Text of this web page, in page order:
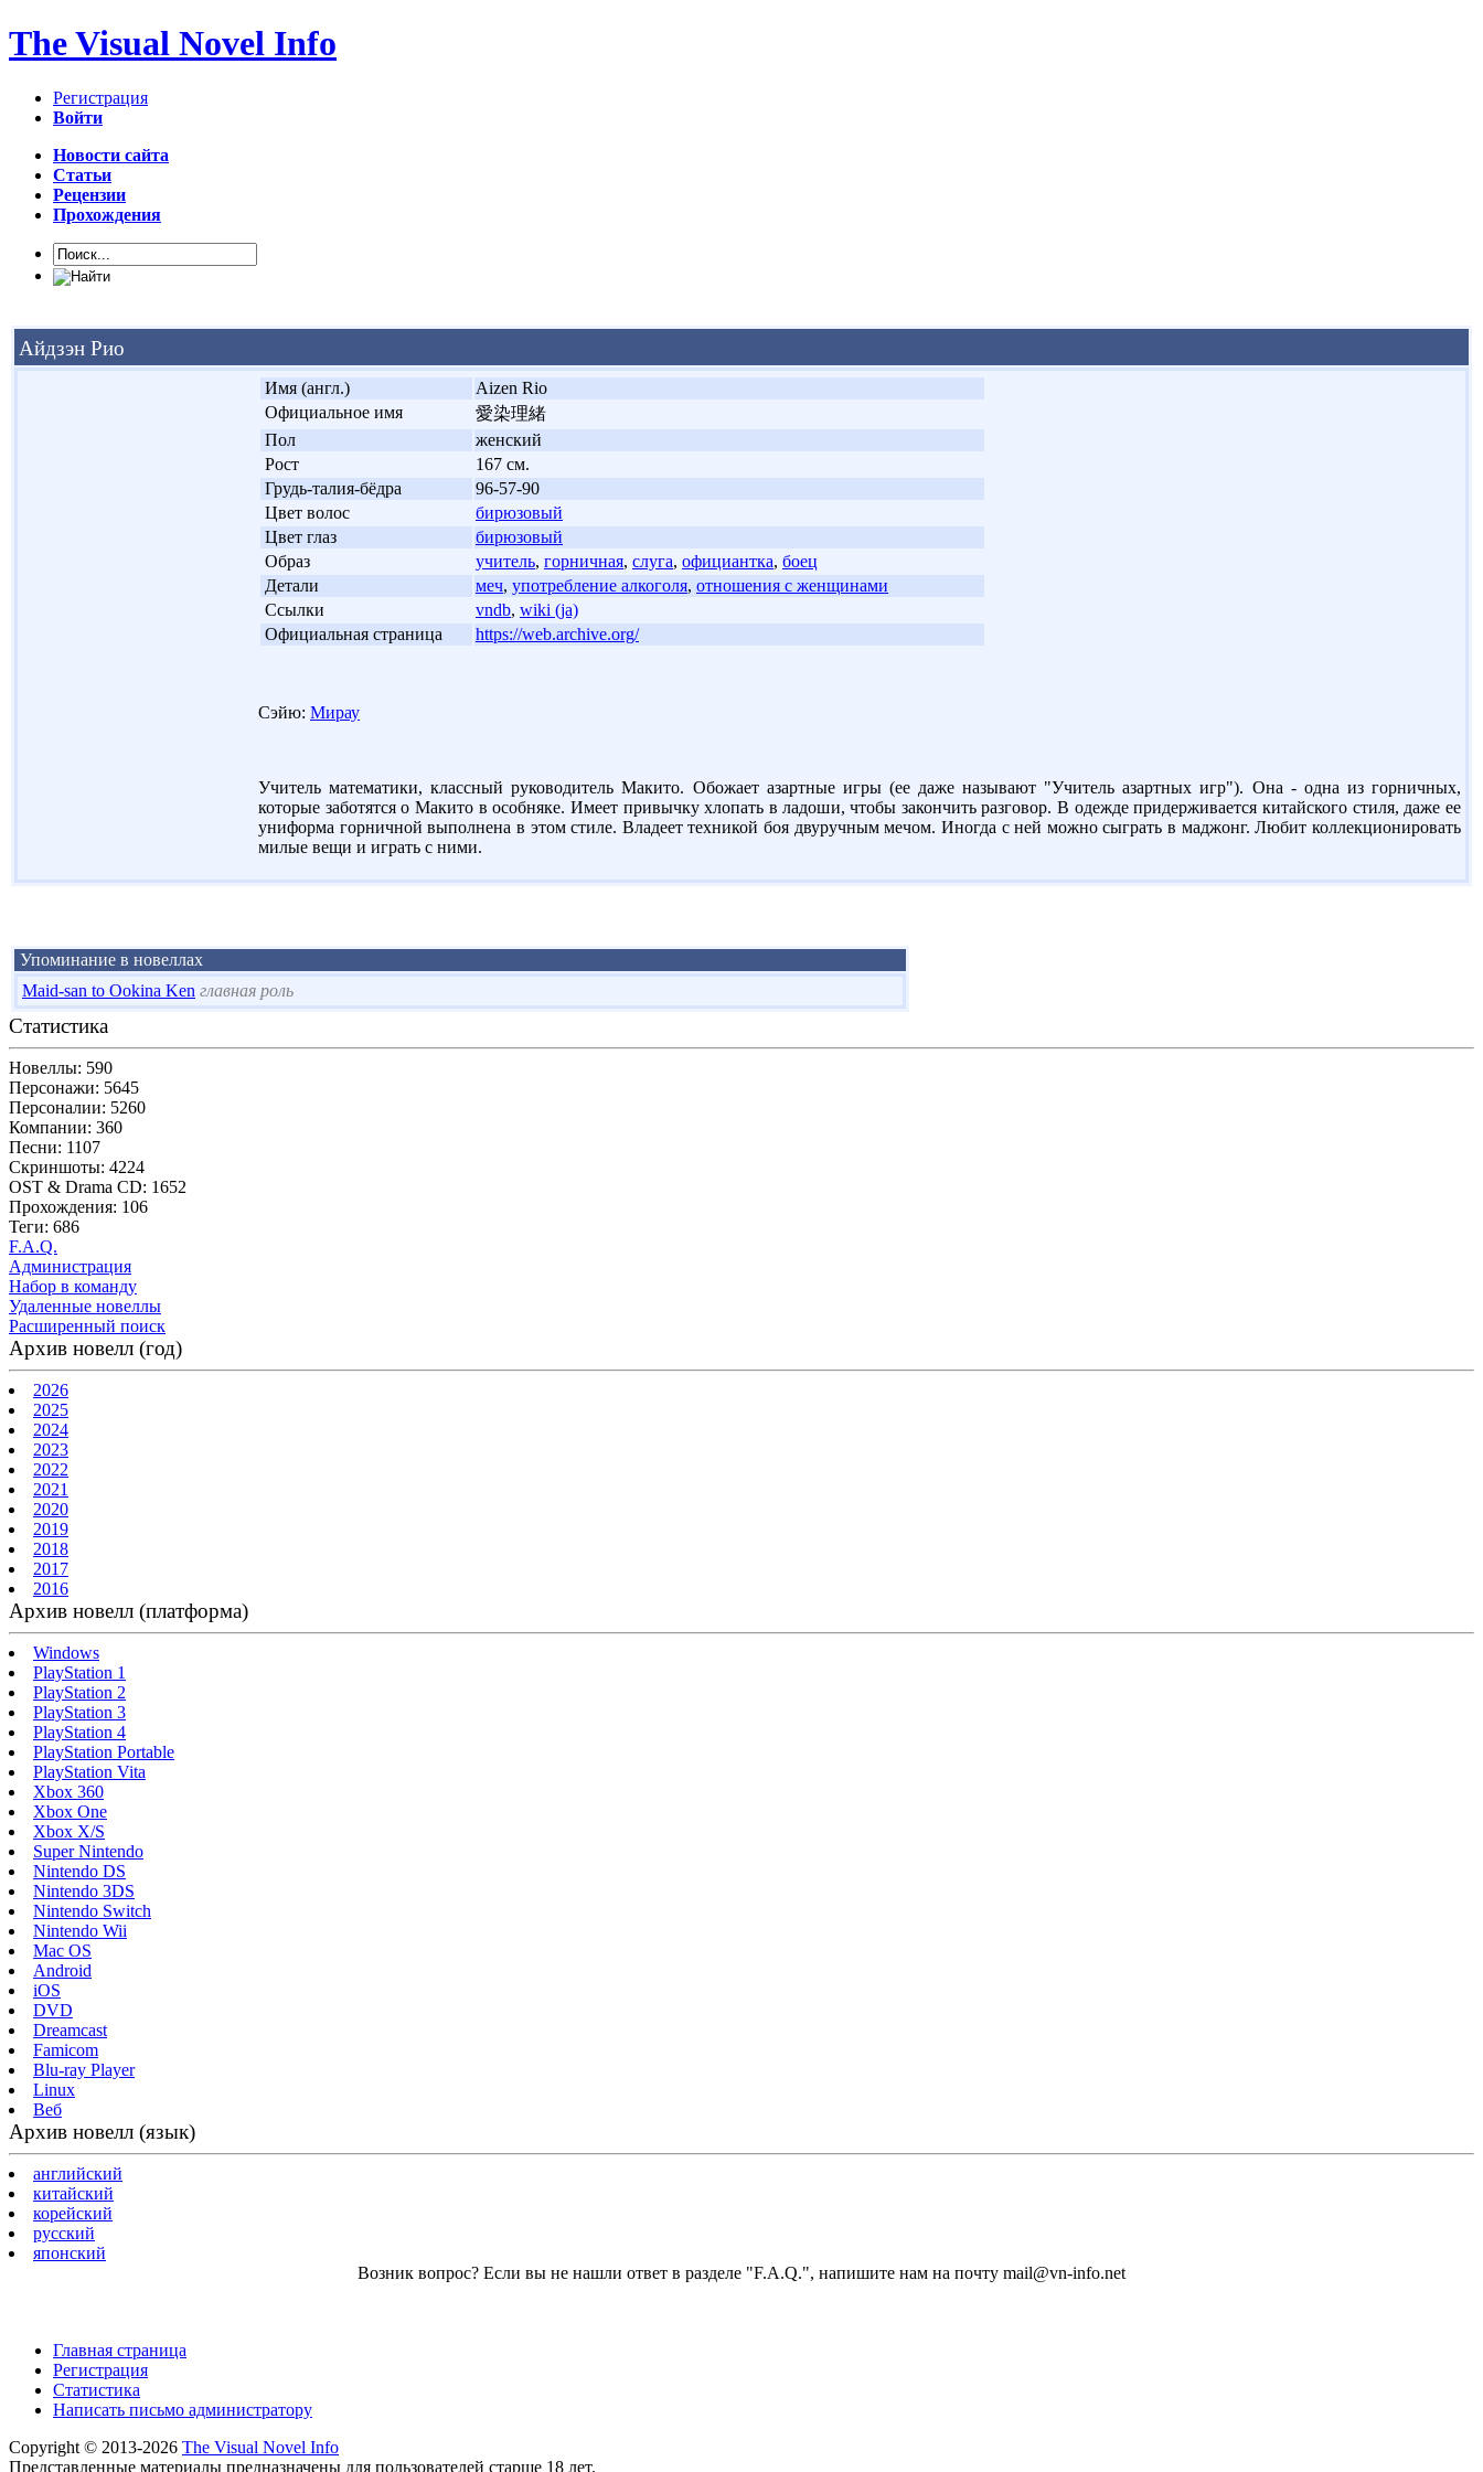
The Visual Novel Info
Регистрация
Войти
Новости сайта
Статьи
Рецензии
Прохождения
Айдзэн Рио
Имя (англ.)
Aizen Rio
Официальное имя
愛染理緒
Пол
женский
Рост
167 см.
Грудь-талия-бёдра
96-57-90
Цвет волос
бирюзовый
Цвет глаз
бирюзовый
Образ учитель, горничная, слуга, официантка, боец
Детали меч, употребление алкоголя, отношения с женщинами
Ссылки vndb, wiki (ja)
Официальная страница https://web.archive.org/
Сэйю: Мирау
Учитель математики, классный руководитель Макито. Обожает азартные игры (ее даже называют "Учитель азартных игр"). Она - одна из горничных,
которые заботятся о Макито в особняке. Имеет привычку хлопать в ладоши, чтобы закончить разговор. В одежде придерживается китайского стиля, даже ее
униформа горничной выполнена в этом стиле. Владеет техникой боя двуручным мечом. Иногда с ней можно сыграть в маджонг. Любит коллекционировать
милые вещи и играть с ними.
Упоминание в новеллах
Maid-san to Ookina Ken главная роль
Статистика
Новеллы: 590
Персонажи: 5645
Персоналии: 5260
Компании: 360
Песни: 1107
Скриншоты: 4224
OST & Drama CD: 1652
Прохождения: 106
Теги: 686
F.A.Q.
Администрация
Набор в команду
Удаленные новеллы
Расширенный поиск
Архив новелл (год)
2026
2025
2024
2023
2022
2021
2020
2019
2018
2017
2016
Архив новелл (платформа)
Windows
PlayStation 1
PlayStation 2
PlayStation 3
PlayStation 4
PlayStation Portable
PlayStation Vita
Xbox 360
Xbox One
Xbox X/S
Super Nintendo
Nintendo DS
Nintendo 3DS
Nintendo Switch
Nintendo Wii
Mac OS
Android
iOS
DVD
Dreamcast
Famicom
Blu-ray Player
Linux
Веб
Архив новелл (язык)
английский
китайский
корейский
русский
японский
Возник вопрос? Если вы не нашли ответ в разделе "F.A.Q.", напишите нам на почту mail@vn-info.net
Главная страница
Регистрация
Статистика
Написать письмо администратору
Copyright © 2013-2026 The Visual Novel Info
Представленные материалы предназначены для пользователей старше 18 лет.